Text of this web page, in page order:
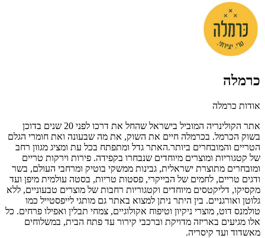
כרמלה
אודות כרמלה
אתר הקולינריה המוביל בישראל שהחל את דרכו לפני 20 שנים בדוכן
בשוק הכרמל. בכרמלה חיים את השוק, את מה שבעונה ואת חומרי הגלם
הטריים והמובחרים ביותר.האתר גדל ומתפתח בכל עת ומציג מגוון רחב
של קטגוריות ומוצרים מיוחדים שנבחרו בקפידה. פירות וירקות טריים
ומובחרים מתוצרת ישראלית, גבינות ממשקי בוטיק ומרחבי העולם, בשר
ודגים טריים, לחמים של הבייקרי, פסטות טריות, בסטה עולמית מיפן ועד
מקסיקו, דליקטסים מיוחדים וקטגוריות רחבות של מוצרים טבעוניים, ללא
גלוטן ואורגניים. בין היתר ניתן למצוא באתר גם מותגי לייפסטייל כמו
טולמנס דוט, מוצרי ניקיון וטיפוח אקולוגיים, צמחי תבלין ואפילו פרחים. כל
אלו מגיעים באריזה מדויקת וברכבי קירור עד פתח הבית, במשלוחים
מאשדוד ועד קיסריה.